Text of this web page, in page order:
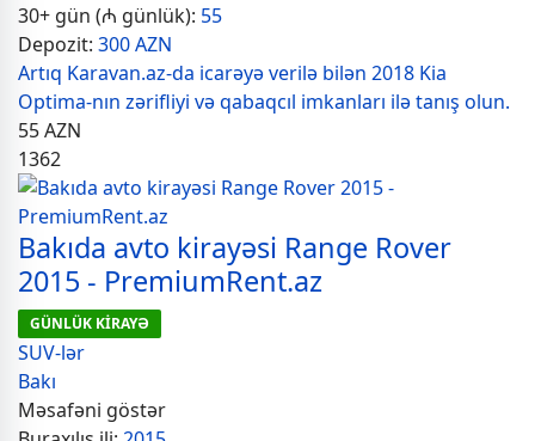
30+ gün (₼ günlük): 55
Depozit: 300 AZN
Artıq Karavan.az-da icarəyə verilə bilən 2018 Kia
Optima-nın zərifliyi və qabaqcıl imkanları ilə tanış olun.
55AZN
1362
Bakıda avto kirayəsi Range Rover
2015 - PremiumRent.az
GÜNLÜK KİRAYƏ
SUV-lər
Bakı
Məsafəni göstər